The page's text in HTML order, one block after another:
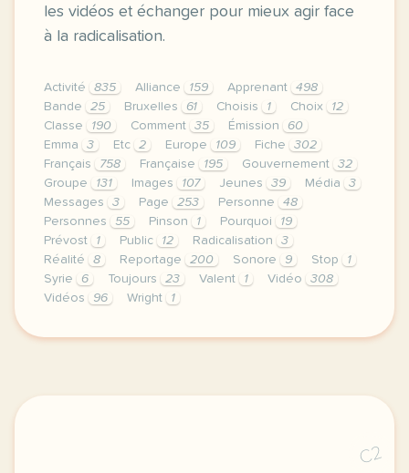
les vidéos et échanger pour mieux agir face
à la radicalisation.
Activité 835 Alliance 159 Apprenant
498
Bande
25 Bruxelles 61 Choisis 1 Choix
12
Classe
190 Comment 35 Émission
60
Emma
3 Etc 2 Europe 109 Fiche
302
Français
758 Française 195 Gouvernement
32
Groupe
131 Images 107 Jeunes 39 Média
3
Messages
3 Page 253 Personne
48
Personnes
55 Pinson 1 Pourquoi
19
Prévost
1 Public 12 Radicalisation
3
Réalité
8 Reportage 200 Sonore 9 Stop
1
Syrie
6 Toujours 23 Valent 1 Vidéo
308
Vidéos
96 Wright 1
le respect de votre vie privee est une priorite
C2